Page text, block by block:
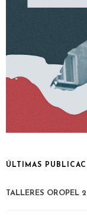
ÚLTIMAS
TALLERES OROPEL